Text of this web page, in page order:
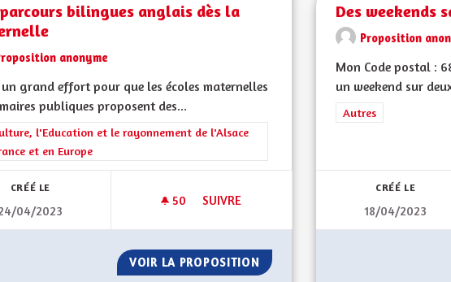
parcours bilingues anglais dès la
anonyme
grand effort pour que les écoles maternelles
publiques proposent des...
les résultats de la catégorie : La Culture, l'Education et le rayonnement de l'Alsace en
l'Education et le rayonnement de l'Alsace
et en Europe
CRÉÉ LE
04/2023
50 50 ABONNÉS
SUIVRE
DES PARCOURS BILINGUES ANGLAIS DÈS LA
VOIR LA PROPOSITION DES PARCOURS BILINGUES
Des weekends
Proposition
Mon Code postal :
un weekend sur
Filtrer les résultats
Autres
CRÉÉ LE
18/04/2023